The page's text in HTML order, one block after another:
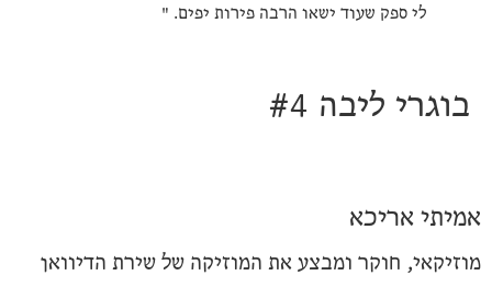
לי ספק שעוד ישאו הרבה פירות יפים. "
בוגרי ליבה #4
אמיתי אריכא
מוזיקאי, חוקר ומבצע את המוזיקה של שירת הדיוואן